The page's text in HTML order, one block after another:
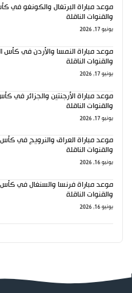
والقنوات الناقلة
يونيو 17, 2026
والقنوات الناقلة
يونيو 17, 2026
والقنوات الناقلة
يونيو 17, 2026
والقنوات الناقلة
يونيو 16, 2026
والقنوات الناقلة
يونيو 16, 2026